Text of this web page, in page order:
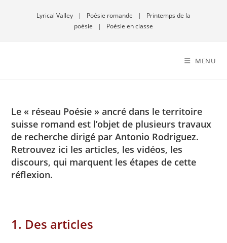
Lyrical Valley | Poésie romande |
Printemps de la
poésie
| Poésie en classe
MENU
Le « réseau Poésie » ancré dans le territoire
suisse romand est l’objet de plusieurs travaux
de recherche dirigé par Antonio Rodriguez.
Retrouvez ici les articles, les vidéos, les
discours, qui marquent les étapes de cette
réflexion.
1. Des articles